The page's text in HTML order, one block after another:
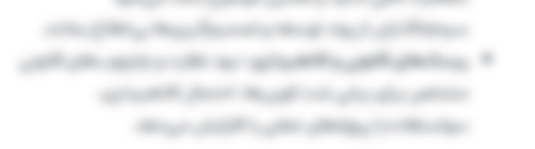
سرمایه‌گذاران از روند توسعه و تصمیم‌گیری‌ها بی‌اطلاع بمانند.
ریسک‌های قانونی و کلاهبرداری: نبود نظارت و چارچوب‌های قانونی
مشخص برای برخی شت‌ کوین‌ها، احتمال کلاهبرداری،
سواستفاده یا پروژه‌های جعلی را افزایش می‌دهد.